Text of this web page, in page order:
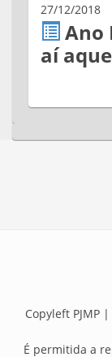
27/12/2018
Ano
aí
Copyleft PJMP |
É permitida a